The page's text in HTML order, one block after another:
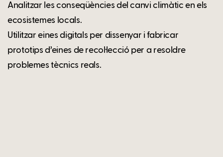
Analitzar les conseqüències del canvi climàtic en els
ecosistemes locals.
Utilitzar eines digitals per dissenyar i fabricar
prototips d’eines de recol·lecció per a resoldre
problemes tècnics reals.